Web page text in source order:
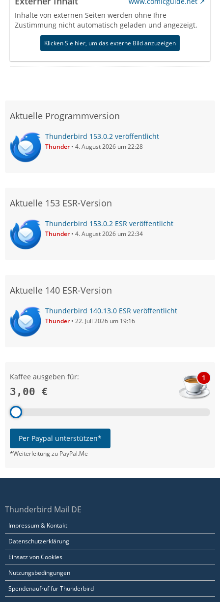
Inhalte von externen Seiten werden ohne Ihre
Zustimmung nicht automatisch geladen und angezeigt.
Klicken Sie hier, um das externe Bild anzuzeigen
Aktuelle Programmversion
Thunderbird 153.0.2 veröffentlicht
Thunder 4. August 2026 um 22:28
Aktuelle 153 ESR-Version
Thunderbird 153.0.2 ESR veröffentlicht
Thunder 4. August 2026 um 22:34
Aktuelle 140 ESR-Version
Thunderbird 140.13.0 ESR veröffentlicht
Thunder 22. Juli 2026 um 19:16
Kaffee ausgeben für:
3,00 €
1
Per Paypal unterstützen*
*Weiterleitung zu PayPal.Me
Thunderbird Mail DE
Impressum & Kontakt
Datenschutzerklärung
Einsatz von Cookies
Nutzungsbedingungen
Spendenaufruf für Thunderbird